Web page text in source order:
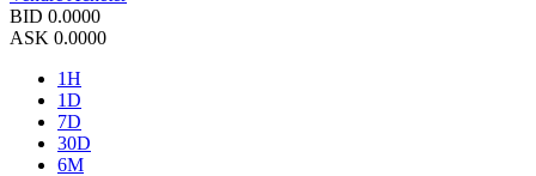
BID 0.0000
ASK 0.0000
1H
1D
7D
30D
6M